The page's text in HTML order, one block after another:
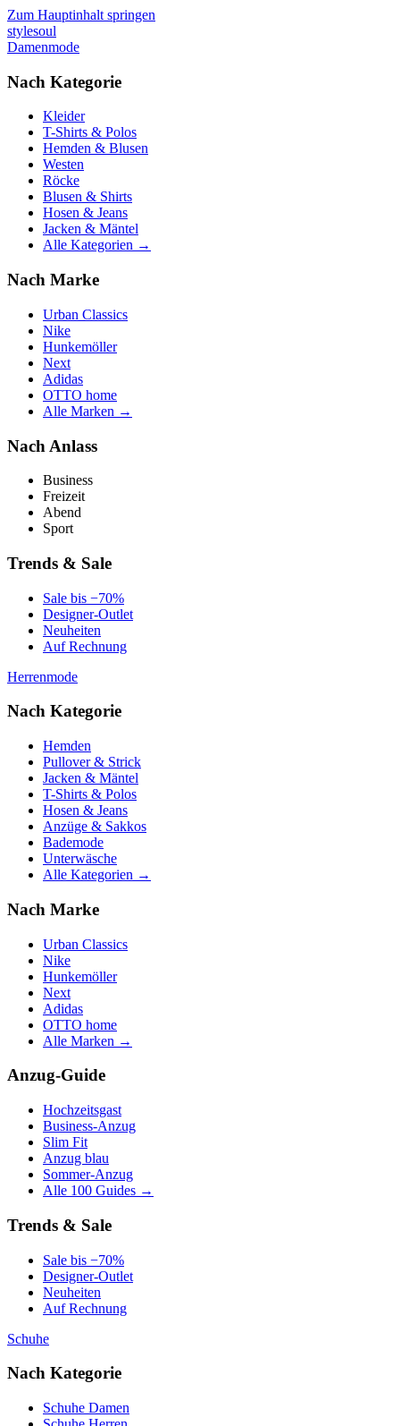
Zum Hauptinhalt springen
stylesoul
Damenmode
Nach Kategorie
Kleider
T-Shirts & Polos
Hemden & Blusen
Westen
Röcke
Blusen & Shirts
Hosen & Jeans
Jacken & Mäntel
Alle Kategorien →
Nach Marke
Urban Classics
Nike
Hunkemöller
Next
Adidas
OTTO home
Alle Marken →
Nach Anlass
Business
Freizeit
Abend
Sport
Trends & Sale
Sale bis −70%
Designer-Outlet
Neuheiten
Auf Rechnung
Herrenmode
Nach Kategorie
Hemden
Pullover & Strick
Jacken & Mäntel
T-Shirts & Polos
Hosen & Jeans
Anzüge & Sakkos
Bademode
Unterwäsche
Alle Kategorien →
Nach Marke
Urban Classics
Nike
Hunkemöller
Next
Adidas
OTTO home
Alle Marken →
Anzug-Guide
Hochzeitsgast
Business-Anzug
Slim Fit
Anzug blau
Sommer-Anzug
Alle 100 Guides →
Trends & Sale
Sale bis −70%
Designer-Outlet
Neuheiten
Auf Rechnung
Schuhe
Nach Kategorie
Schuhe Damen